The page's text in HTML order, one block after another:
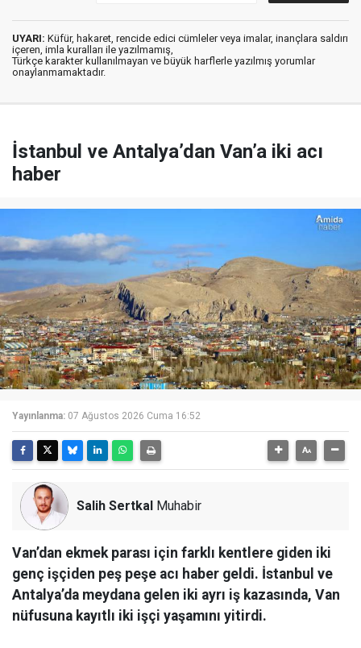
UYARI: Küfür, hakaret, rencide edici cümleler veya imalar, inançlara saldırı
içeren, imla kuralları ile yazılmamış,
Türkçe karakter kullanılmayan ve büyük harflerle yazılmış yorumlar
onaylanmamaktadır.
İstanbul ve Antalya’dan Van’a iki acı
haber
Yayınlanma: 07 Ağustos 2026 Cuma 16:52
Salih Sertkal Muhabir
Van’dan ekmek parası için farklı kentlere giden iki
genç işçiden peş peşe acı haber geldi. İstanbul ve
Antalya’da meydana gelen iki ayrı iş kazasında, Van
nüfusuna kayıtlı iki işçi yaşamını yitirdi.